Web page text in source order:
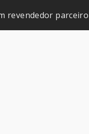
revendedor parceiro